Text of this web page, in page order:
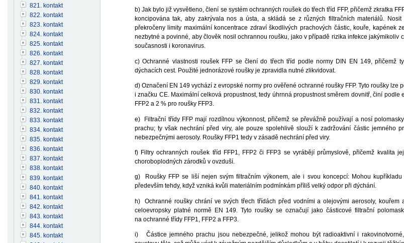
b) Jak bylo již vysvětleno, člení se systém ochranných roušek do třech tříd FFP, přičemž zkratka
koncipována tak, aby zakrývala nos a ústa, a skládá se z různých filtračních materiálů.
překročeny limity maximální koncentrace zdraví škodlivých prachových částic, kouře, kapének
nezbytné a povinné, aby člověk nosil ochrannou roušku, jako v případě rizika infekce jakýmikoliv
současnosti i koronavirus.
c) Ochranné vlastnosti roušek FFP se člení do třech tříd podle normy DIN EN 149, přičemž
dýchacích cest. Použité jednorázové roušky je zpravidla nutné zlikvidovat.
d) Označení EN 149 vychází z evropské normy pro ověřené ochranné roušky FFP. Tyto roušky
i značku CE. Maximální celková propustnost, tedy úhrnná propustnost směrem dovnitř, činí
FFP2 a 2 % pro roušky FFP3.
e) Filtrační třídy FFP mají rozdílnou výkonnost, přičemž se převážně používají a nosí
prachu; ty však nechrání před viry, ale pouze spolehlivě slouží k zadržování částic jemného
nebezpečnými aerosoly. Roušky FFP1 tedy v zásadě nechrání před viry.
f) Filtry ochranných roušek tříd FFP1, FFP2 či FFP3 se vyrábějí průmyslově, přičemž kvalita
choroboplodných zárodků v ovzduší.
g) Roušky FFP se liší nejen svým filtračním výkonem, ale i svou koncepcí: Mohou
především tehdy, když vzniká kvůli materiálním podmínkám příliš velký odpor při dýchání.
h) Ochranné roušky chrání ve svých třech třídách před vodními a olejovými aerosoly,
celoevropsky platné normě EN 149. Tyto roušky se označují jako částicové filtrační
na ochranné třídy FFP1, FFP2 a FFP3.
i) Částice jemného prachu jsou nebezpečné, jelikož mohou být radioaktivní i
821. kontakt
822. kontakt
823. kontakt
824. kontakt
825. kontakt
826. kontakt
827. kontakt
828. kontakt
829. kontakt
830. kontakt
831. kontakt
832. kontakt
833. kontakt
834. kontakt
835. kontakt
836. kontakt
837. kontakt
838. kontakt
839. kontakt
840. kontakt
841. kontakt
842. kontakt
843. kontakt
844. kontakt
845. kontakt